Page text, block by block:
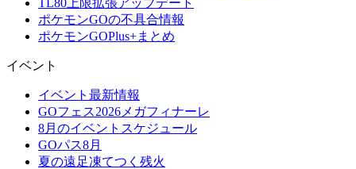
TL80上限拡張アップデート
ポケモンGOの不具合情報
ポケモンGOPlus+まとめ
イベント
イベント最新情報
GOフェス2026メガフィナーレ
8月のイベントスケジュール
GOパス8月
夏の遠足凍てつく残火